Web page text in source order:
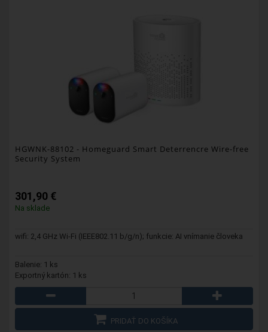
HGWNK-88102 - Homeguard Smart Deterrencre Wire-free
Security System
301,90 €
Na sklade
wifi: 2,4 GHz Wi-Fi (IEEE802.11 b/g/n); funkcie: AI vnímanie človeka
Balenie: 1 ks
Exportný kartón: 1 ks
PRIDAŤ DO KOŠÍKA